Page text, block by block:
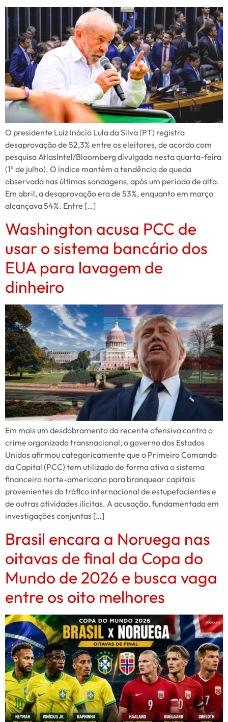
O presidente Luiz Inácio Lula da Silva (PT) registra
desaprovação de 52,3% entre os eleitores, de acordo com
pesquisa AtlasIntel/Bloomberg divulgada nesta quarta-feira
(1º de julho). O índice mantém a tendência de queda
observada nas últimas sondagens, após um período de alta.
Em abril, a desaprovação era de 53%, enquanto em março
alcançava 54%. Entre […]
Washington acusa PCC de
usar o sistema bancário dos
EUA para lavagem de
dinheiro
Em mais um desdobramento da recente ofensiva contra o
crime organizado transnacional, o governo dos Estados
Unidos afirmou categoricamente que o Primeiro Comando
da Capital (PCC) tem utilizado de forma ativa o sistema
financeiro norte-americano para branquear capitais
provenientes do tráfico internacional de estupefacientes e
de outras atividades ilícitas. A acusação, fundamentada em
investigações conjuntas […]
Brasil encara a Noruega nas
oitavas de final da Copa do
Mundo de 2026 e busca vaga
entre os oito melhores